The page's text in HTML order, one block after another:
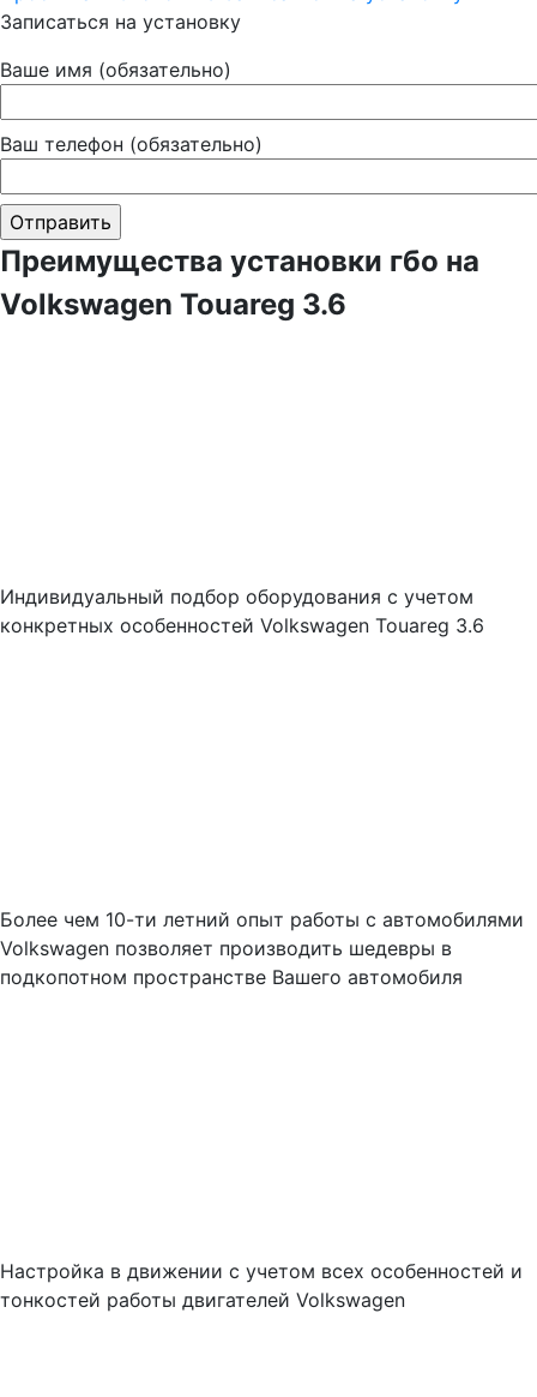
Записаться на установку
Ваше имя (обязательно)
Ваш телефон (обязательно)
Преимущества установки гбо на
Volkswagen Touareg 3.6
Индивидуальный подбор оборудования с учетом
конкретных особенностей Volkswagen Touareg 3.6
Более чем 10-ти летний опыт работы с автомобилями
Volkswagen позволяет производить шедевры в
подкопотном пространстве Вашего автомобиля
Настройка в движении с учетом всех особенностей и
тонкостей работы двигателей Volkswagen